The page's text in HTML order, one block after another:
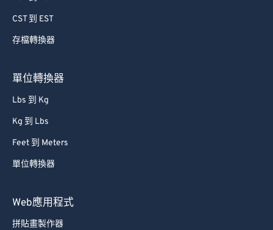
CST 到 EST
存檔轉換器
單位轉換器
Lbs 到 Kg
Kg 到 Lbs
Feet 到 Meters
單位轉換器
Web應用程式
拼貼畫製作器